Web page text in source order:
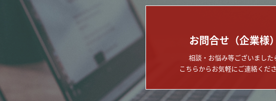
お問合せ（企業様）
相談・お悩み等ございました
こちらからお気軽にご連絡くださ